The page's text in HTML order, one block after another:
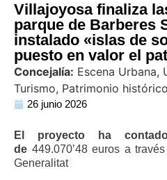
Villajoyosa finaliza
parque de Barberes
instalado «islas de
puesto en valor el
Concejalía: Escena Urbana,
Turismo, Patrimonio histórico
26 junio 2026
El proyecto ha
de 449.070’48 euros a
Generalitat